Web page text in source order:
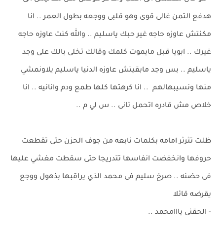
هدفع التمن غالى قوى وهو قلبى ووجعه بطول العمر .. انا
مكنتش عاوزه حاجه غير حبك ياسليم .. والله كنت عاوزه حاجه
غيرك .. ابويا قبل مايموت كلمك وقالك تخلى بالك على وجد
ياسليم .. بس وجد مابقيتش عاوزه الدنيا ياسليم يلاونمشي
منها ونسيبهالهم .. انا كرهتها كلها طمع ودم وانانيه .. انا
خلاص مش قادره اتحمل تانى .. س لي م ..
ظلت تثرثر امامه بكلمات نابعه من جوف الحزن حتى تقطعت
حروفها وانخفضت انفاسها تتدريجا حتى سقطت مغشي عليها
فى حضنه .. صرخ سليم فى محمد الذي يراقبها بذهول ووجع
يقرضه قائلا
- الحقنى يااامحمد ..